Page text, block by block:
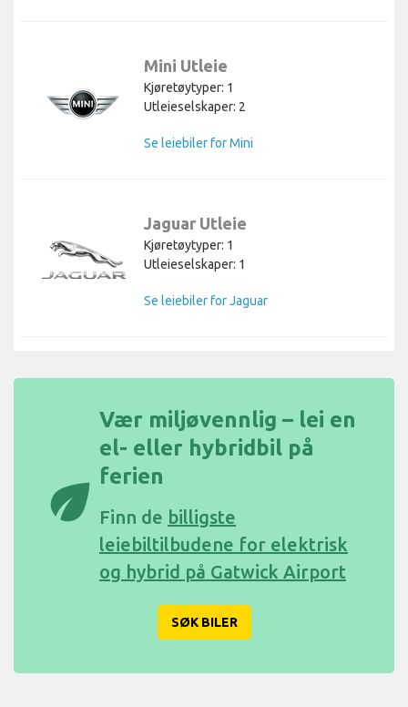
Mini Utleie
Kjøretøytyper: 1
Utleieselskaper: 2
Se leiebiler for Mini
Jaguar Utleie
Kjøretøytyper: 1
Utleieselskaper: 1
Se leiebiler for Jaguar
eco
Vær miljøvennlig – lei en
el- eller hybridbil på
ferien
Finn de billigste
leiebiltilbudene for elektrisk
og hybrid på Gatwick Airport
SØK BILER